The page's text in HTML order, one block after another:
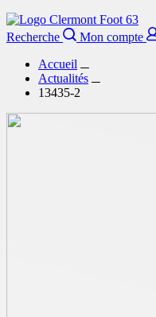
Recherche
Mon compte
Accueil
Actualités
13435-2